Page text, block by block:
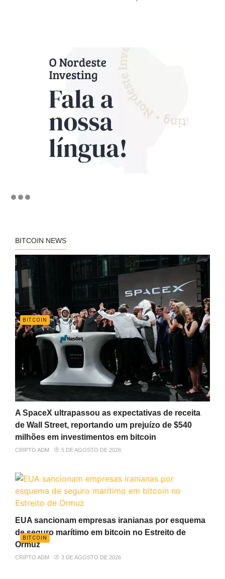
BITCOIN NEWS
BITCOIN
A SpaceX ultrapassou as expectativas de receita
de Wall Street, reportando um prejuízo de $540
milhões em investimentos em bitcoin
CRIPTO ADM 5 DE AGOSTO DE 2026
BITCOIN
EUA sancionam empresas iranianas por esquema
de seguro marítimo em bitcoin no Estreito de
Ormuz
CRIPTO ADM 3 DE AGOSTO DE 2026